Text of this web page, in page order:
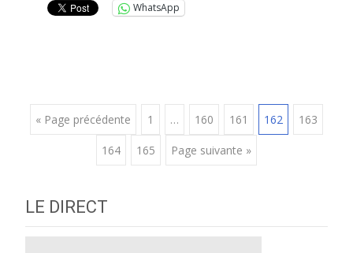
WhatsApp
Posts
navigation
« Page précédente 1 … 160 161 162 163
164 165 Page suivante »
LE DIRECT